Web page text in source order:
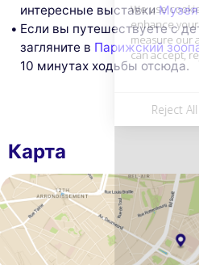
Reject All Cookies
интересные выставки
Если вы путешествуете с
загляните в Парижский
10 минутах ходьбы отсюда.
Карта